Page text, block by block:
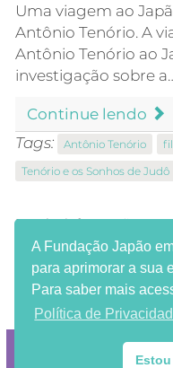
Uma viagem ao
Antônio Tenório. A
Antônio Tenório ao
investigação sobre
Continue lendo
Tags:
Antônio Tenório
Tenório e os Sonhos de Judô
Receba informações em
®Copyright Fundação
A Fundação Japão
para aprimorar a sua
Para saber mais
Política de